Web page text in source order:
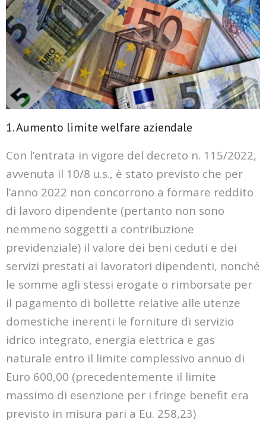
1. Aumento limite welfare aziendale
Con l’entrata in vigore del decreto n. 115/2022,
avvenuta il 10/8 u.s., è stato previsto che per
l’anno 2022 non concorrono a formare reddito
di lavoro dipendente (pertanto non sono
nemmeno soggetti a contribuzione
previdenziale) il valore dei beni ceduti e dei
servizi prestati ai lavoratori dipendenti, nonché
le somme agli stessi erogate o rimborsate per
il pagamento di bollette relative alle utenze
domestiche inerenti le forniture di servizio
idrico integrato, energia elettrica e gas
naturale entro il limite complessivo annuo di
Euro 600,00 (precedentemente il limite
massimo di esenzione per i fringe benefit era
previsto in misura pari a Eu. 258,23)